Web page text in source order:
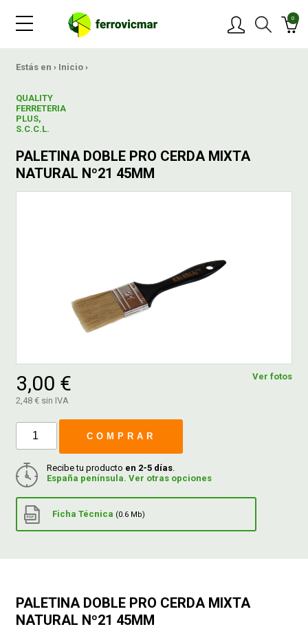
0
Estás en › Inicio ›
QUALITY
FERRETERIA
PLUS,
S.C.C.L.
PALETINA DOBLE PRO CERDA MIXTA
NATURAL Nº21 45MM
Ver fotos
3,00 €
2,48 € sin IVA
COMPRAR
Recibe tu producto en 2-5 días.
España península. Ver otras opciones
Ficha Técnica (0.6 Mb)
PALETINA DOBLE PRO CERDA MIXTA
NATURAL Nº21 45MM
OFERTAS
NOVEDADES
CONTACTAR
CATÁLOGOS
GUÍAS
FORMAS DE PAGO